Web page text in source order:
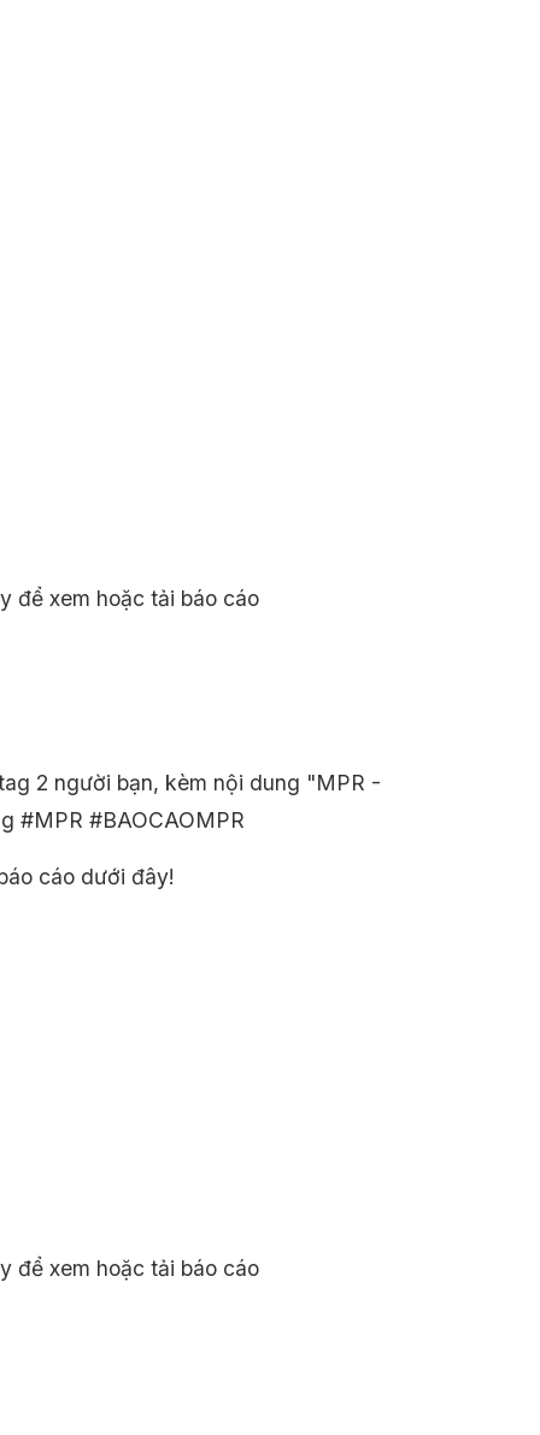
để xem hoặc tải báo cáo
2 người bạn, kèm nội dung "MPR -
#MPR #BAOCAOMPR
cáo dưới đây!
để xem hoặc tải báo cáo